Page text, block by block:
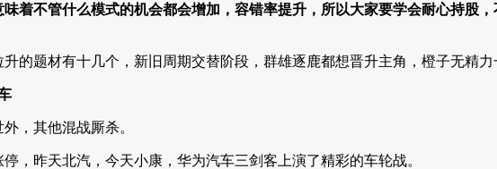
味着不管什么模式的机会都会增加，容错率提升，所以大家要学会耐心持股
的题材有十几个，新旧周期交替阶段，群雄逐鹿都想晋升主角，橙子无精力
，其他混战厮杀。
，昨天北汽，今天小康，华为汽车三剑客上演了精彩的车轮战。